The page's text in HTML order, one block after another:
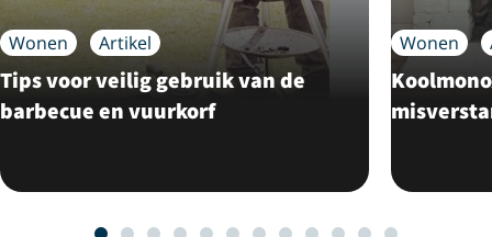
Wonen Artikel
Tips voor veilig gebruik van de
barbecue en vuurkorf
Wonen